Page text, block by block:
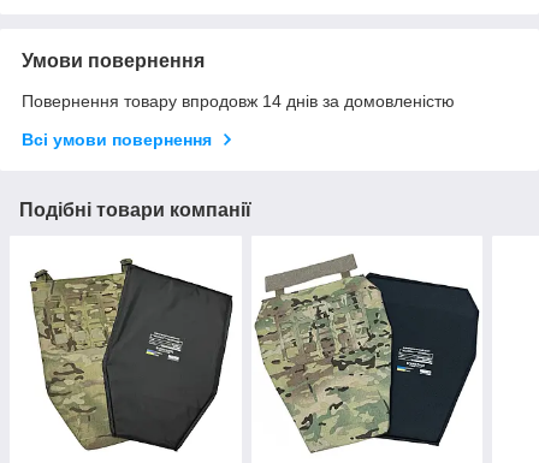
Умови повернення
Повернення товару впродовж 14 днів за домовленістю
Всі умови повернення
Подібні товари компанії